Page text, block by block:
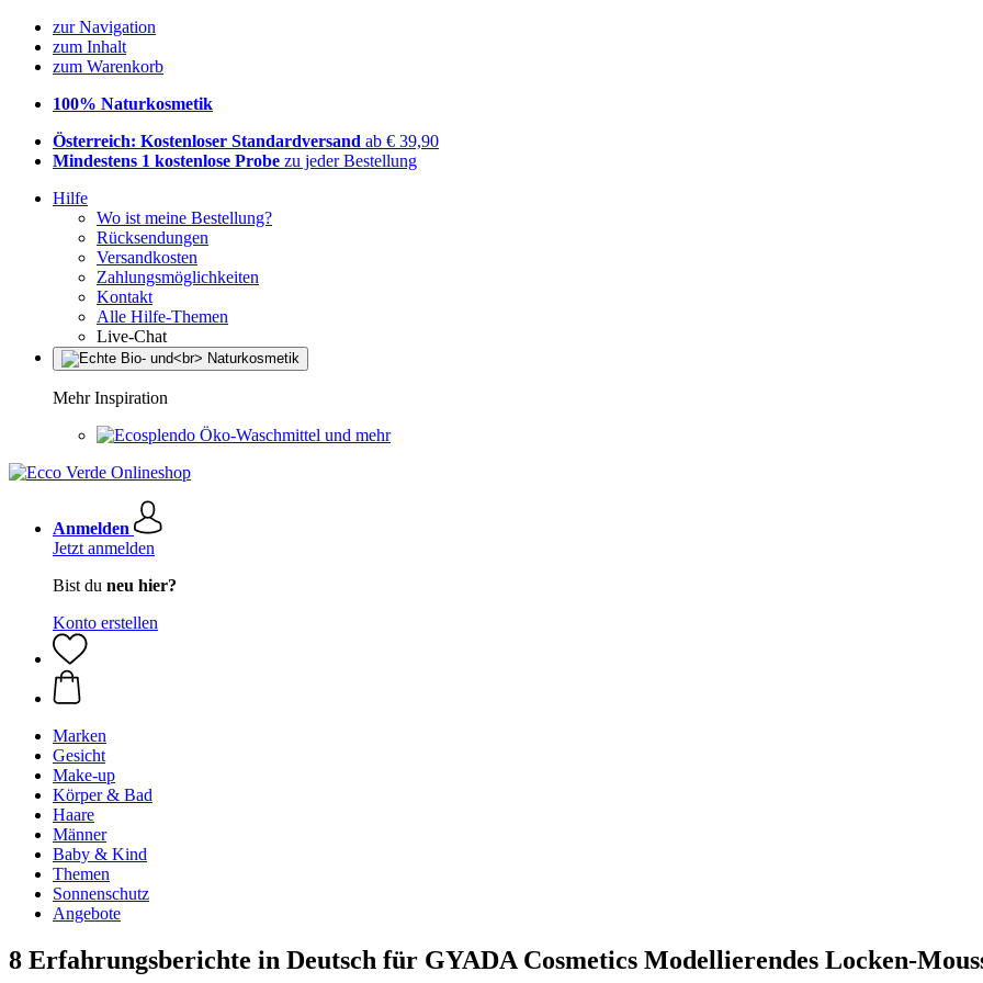
zur Navigation
zum Inhalt
zum Warenkorb
100% Naturkosmetik
Österreich: Kostenloser Standardversand ab € 39,90
Mindestens 1 kostenlose Probe zu jeder Bestellung
Hilfe
Wo ist meine Bestellung?
Rücksendungen
Versandkosten
Zahlungsmöglichkeiten
Kontakt
Alle Hilfe-Themen
Live-Chat
Mehr Inspiration
Öko-Waschmittel und mehr
Anmelden
Jetzt anmelden
Bist du neu hier?
Konto erstellen
Marken
Gesicht
Make-up
Körper & Bad
Haare
Männer
Baby & Kind
Themen
Sonnenschutz
Angebote
8 Erfahrungsberichte in Deutsch für GYADA Cosmetics Modellierendes Locken-